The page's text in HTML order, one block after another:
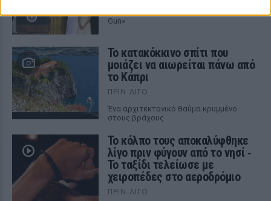
Gun»
Το κατακόκκινο σπίτι που
μοιάζει να αιωρείται πάνω από
το Κάπρι
ΠΡΙΝ ΛΊΓΟ
Ένα αρχιτεκτονικό θαύμα κρυμμένο
στους βράχους
Το κόλπο τους αποκαλύφθηκε
λίγο πριν φύγουν από το νησί ‑
Το ταξίδι τελείωσε με
χειροπέδες στο αεροδρόμιο
ΠΡΙΝ ΛΊΓΟ